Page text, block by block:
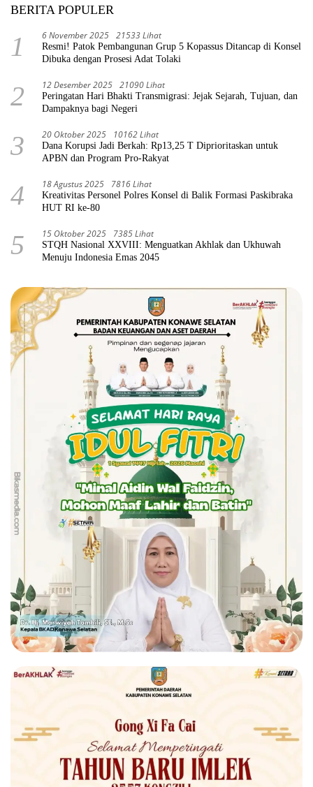
BERITA POPULER
1 6 November 2025 21533 Lihat
Resmi! Patok Pembangunan Grup 5 Kopassus Ditancap di Konsel
Dibuka dengan Prosesi Adat Tolaki
2 12 Desember 2025 21090 Lihat
Peringatan Hari Bhakti Transmigrasi: Jejak Sejarah, Tujuan, dan
Dampaknya bagi Negeri
3 20 Oktober 2025 10162 Lihat
Dana Korupsi Jadi Berkah: Rp13,25 T Diprioritaskan untuk
APBN dan Program Pro-Rakyat
4 18 Agustus 2025 7816 Lihat
Kreativitas Personel Polres Konsel di Balik Formasi Paskibraka
HUT RI ke-80
5 15 Oktober 2025 7385 Lihat
STQH Nasional XXVIII: Menguatkan Akhlak dan Ukhuwah
Menuju Indonesia Emas 2045